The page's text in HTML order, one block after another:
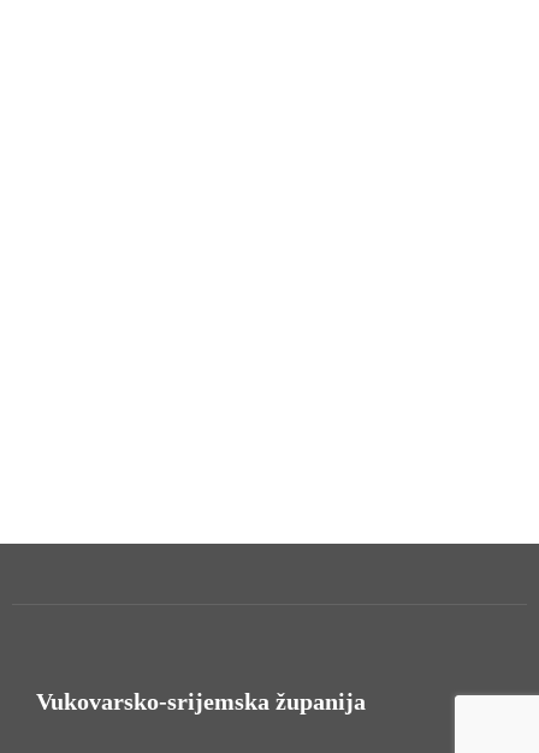
Vukovarsko-srijemska županija